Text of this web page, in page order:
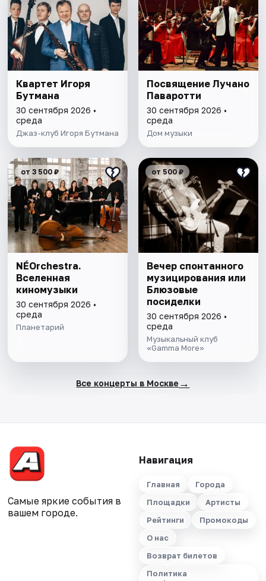
Квартет Игоря
Бутмана
30 сентября 2026 •
среда
Джаз-клуб Игоря Бутмана
Посвящение Лучано
Паваротти
30 сентября 2026 •
среда
Дом музыки
от 3 500 ₽
NÉOrchestra.
Вселенная
киномузыки
30 сентября 2026 •
среда
Планетарий
от 500 ₽
Вечер спонтанного
музицирования или
Блюзовые
посиделки
30 сентября 2026 •
среда
Музыкальный клуб
«Gamma More»
Все концерты в Москве →
Самые яркие события в
вашем городе.
Навигация
Главная
Города
Площадки
Артисты
Рейтинги
Промокоды
О нас
Возврат билетов
Политика